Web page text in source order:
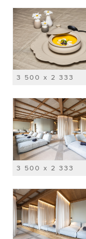
3 500 x 2 333
3 500 x 2 333